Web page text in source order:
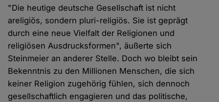
"Die heutige deutsche Gesellschaft ist nicht
areligiös, sondern pluri-religiös. Sie ist geprägt
durch eine neue Vielfalt der Religionen und
religiösen Ausdrucksformen", äußerte sich
Steinmeier an anderer Stelle. Doch wo bleibt sein
Bekenntnis zu den Millionen Menschen, die sich
keiner Religion zugehörig fühlen, sich dennoch
gesellschaftlich engagieren und das politische,